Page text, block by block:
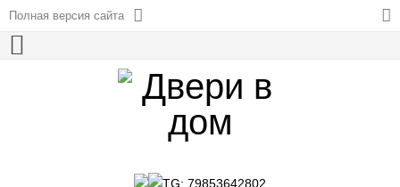
Полная версия сайта